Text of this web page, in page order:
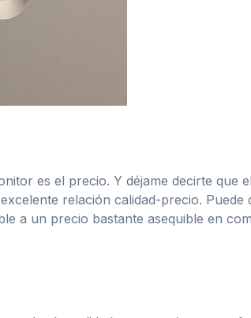
es el precio. Y déjame decirte que
relación calidad-precio. Puede
a un precio bastante asequible en